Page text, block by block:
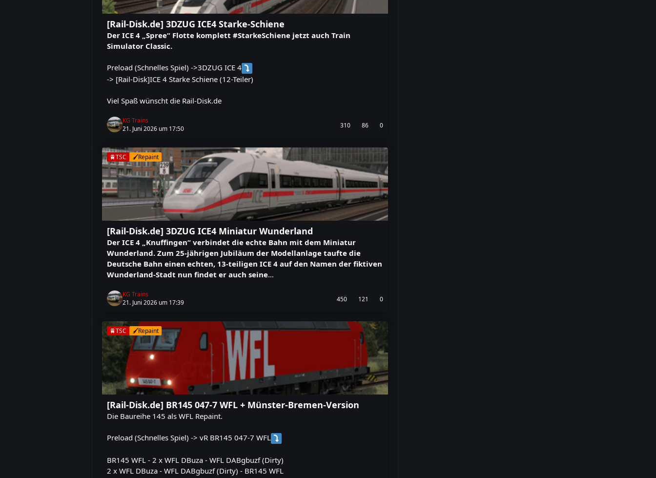
[Rail-Disk.de] 3DZUG ICE4 Starke-Schiene
Der ICE 4 „Spree“ Flotte komplett #StarkeSchiene jetzt auch Train
Simulator Classic.
Preload (Schnelles Spiel) ->3DZUG ICE 4
-> [Rail-Disk]ICE 4 Starke Schiene (12-Teiler)
Viel Spaß wünscht die Rail-Disk.de
KG Trains
21. Juni 2026 um 17:50
310 86 0
🚆TSC 🖌️Repaint
[Rail-Disk.de] 3DZUG ICE4 Miniatur Wunderland
Der ICE 4 „Knuffingen“ verbindet die echte Bahn mit dem Miniatur
Wunderland. Zum 25-jährigen Jubiläum der Modellanlage taufte die
Deutsche Bahn einen echten, 13-teiligen ICE 4 auf den Namen der fiktiven
Wunderland-Stadt nun findet er auch seine…
KG Trains
21. Juni 2026 um 17:39
450 121 0
🚆TSC 🖌️Repaint
[Rail-Disk.de] BR145 047-7 WFL + Münster-Bremen-Version
Die Baureihe 145 als WFL Repaint.
Preload (Schnelles Spiel) -> vR BR145 047-7 WFL
BR145 WFL - 2 x WFL DBuza - WFL DABgbuzf (Dirty)
2 x WFL DBuza - WFL DABgbuzf (Dirty) - BR145 WFL